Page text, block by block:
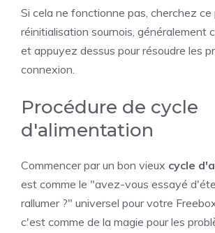
Si cela ne fonctionne pas, cherchez
réinitialisation sournois, généralement
et appuyez dessus pour résoudre les
connexion.
Procédure de cycle
d'alimentation
Commencer par un bon vieux cycle
est comme le "avez-vous essayé
rallumer ?" universel pour votre
c'est comme de la magie pour les